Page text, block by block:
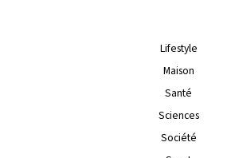
Lifestyle
Maison
Santé
Sciences
Société